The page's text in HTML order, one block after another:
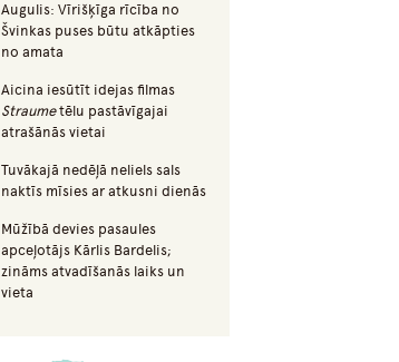
Augulis: Vīrišķīga rīcība no
Švinkas puses būtu atkāpties
no amata
Aicina iesūtīt idejas filmas
Straumetēlu pastāvīgajai
atrašānās vietai
Tuvākajā nedēļā neliels sals
naktīs mīsies ar atkusni dienās
Mūžībā devies pasaules
apceļotājs Kārlis Bardelis;
zināms atvadīšanās laiks un
vieta